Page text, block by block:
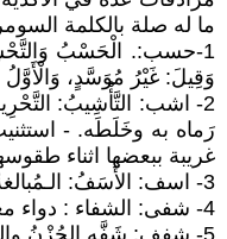
ما له صلة بالكلمة
1-حسب:. الْحَسْبُ
وَقِيلَ: غَيْرُ مُوَسَّدٍ،
2- اشب: التَّأْشِيبُ:
رَماه به وخَلَطَه. -
غريبة ببعضها اثناء
3- اسف: الأَسَفُ: الـمُبالغةُ في الحُزْنِ والغَضَبِ. والأَسِيفُ والأَسُوفُ: السريعُ الحُزْنِ الرَّقِيقُ.
4- شفى: الشفاء : دواء معروف وهو ما يبرئ من السقم ، والجمع أشفية وأشاف جمع الجمع .